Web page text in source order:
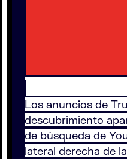
Los anuncios de
descubrimiento
de búsqueda de
lateral derecha de